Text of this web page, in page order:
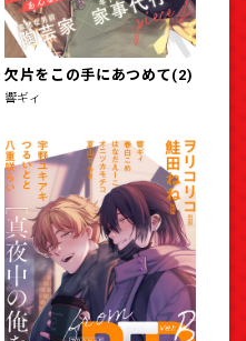
欠片をこの手にあつめて(2)
響ギィ